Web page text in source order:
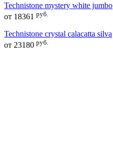
Technistone mystery white jumbo
от 18361 руб.
Technistone crystal calacatta silva
от 23180 руб.